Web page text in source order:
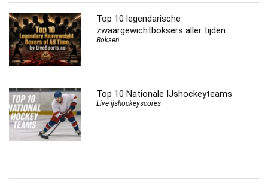
Top 10 legendarische
zwaargewichtboksers aller tijden
Boksen
Top 10 Nationale IJshockeyteams
Live ijshockeyscores